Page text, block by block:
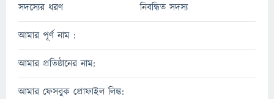
সদস্যের ধরণ নিবন্ধিত সদস্য
আমার পূর্ণ নাম :
আমার প্রতিষ্ঠানের নাম:
আমার ফেসবুক প্রোফাইল লিঙ্ক: